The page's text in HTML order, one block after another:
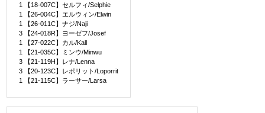
1 【18-007C】セルフィ/Selphie
1 【26-004C】エルウィン/Elwin
1 【26-011C】ナジ/Naji
3 【24-018R】ヨーゼフ/Josef
1 【27-022C】カル/Kall
1 【21-035C】ミンウ/Minwu
3 【21-119H】レナ/Lenna
3 【20-123C】レポリット/Loporrit
1 【21-115C】ラーサー/Larsa